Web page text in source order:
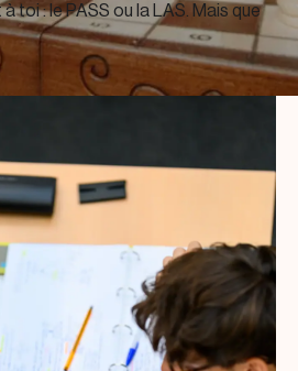
toi : le PASS ou la LAS. Mais que